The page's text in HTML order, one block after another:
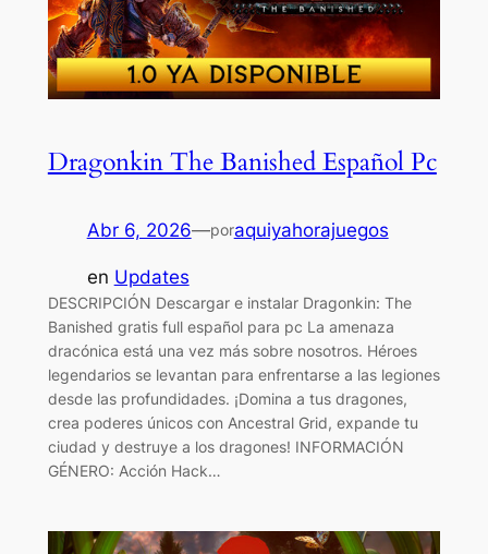
Dragonkin The Banished Español Pc
Abr 6, 2026—poraquiyahorajuegos
en Updates
DESCRIPCIÓN Descargar e instalar Dragonkin: The
Banished gratis full español para pc La amenaza
dracónica está una vez más sobre nosotros. Héroes
legendarios se levantan para enfrentarse a las legiones
desde las profundidades. ¡Domina a tus dragones,
crea poderes únicos con Ancestral Grid, expande tu
ciudad y destruye a los dragones! INFORMACIÓN
GÉNERO: Acción Hack…